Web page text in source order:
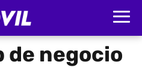
de negocio